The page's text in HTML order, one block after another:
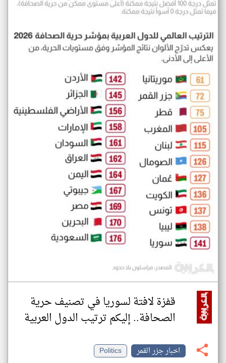
قفزة لافتة لسوريا في تصنيف حرية
الصحافة.. إليكم ترتيب الدول العربية
اخبار جزر القمر
Politics